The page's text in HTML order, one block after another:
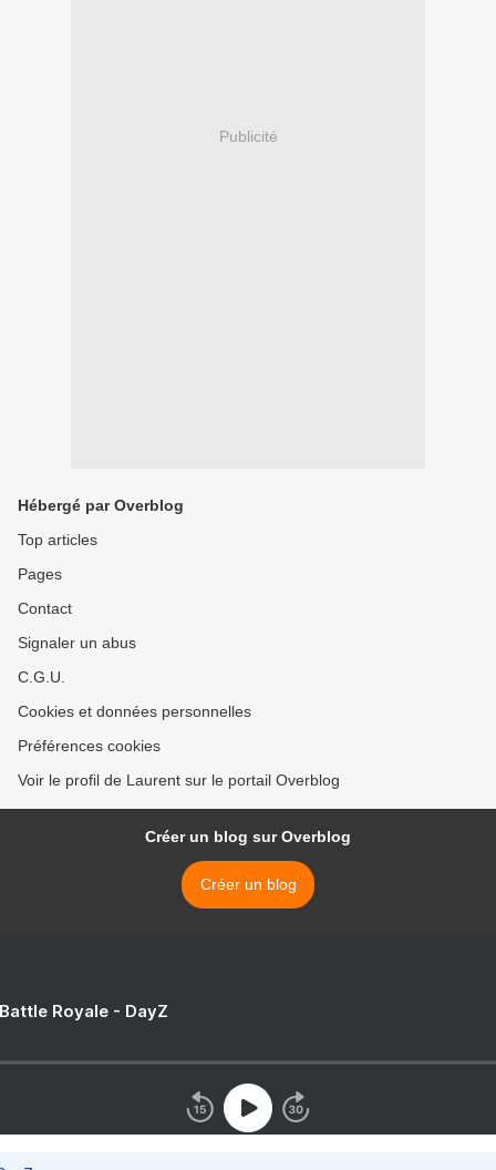
Publicité
Hébergé par Overblog
Top articles
Pages
Contact
Signaler un abus
C.G.U.
Cookies et données personnelles
Préférences cookies
Voir le profil de Laurent sur le portail Overblog
Créer un blog sur Overblog
Créer un blog
Royale - DayZ